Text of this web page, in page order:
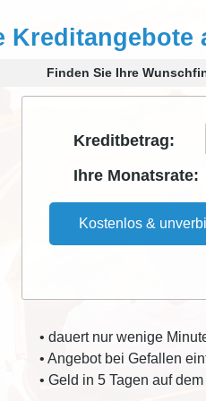
Kreditangebote
Finden Sie Ihre
Kreditbetrag:
Ihre Monatsrate:
Kostenlos &
• dauert nur wenige
• Angebot bei Gefallen
• Geld in 5 Tagen auf